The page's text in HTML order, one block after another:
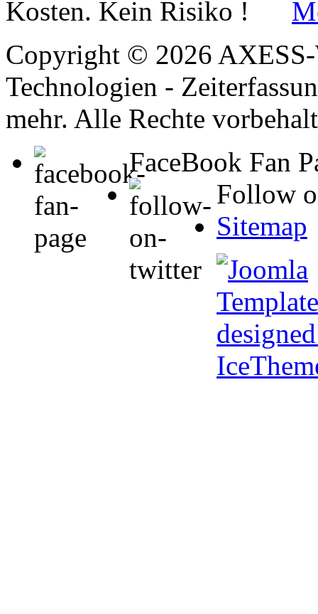
Kosten. Kein Risiko !
Copyright © 2026
Technologien -
mehr. Alle Rechte
FaceBook Fan
Follow
Sitemap